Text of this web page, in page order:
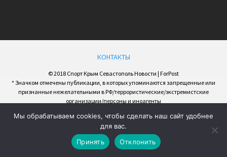
КОНТАКТЫ
© 2018 Спорт Крым Севастополь Новости | ForPost
* Значком отмечены публикации, в которых упоминаются запрещенные или
признанные нежелательными в РФ/террористические/экстремистские
организации/персоны и иноагенты
Мы обрабатываем cookies, чтобы сделать наш сайт удобнее
для вас.
Принять
Отклонить